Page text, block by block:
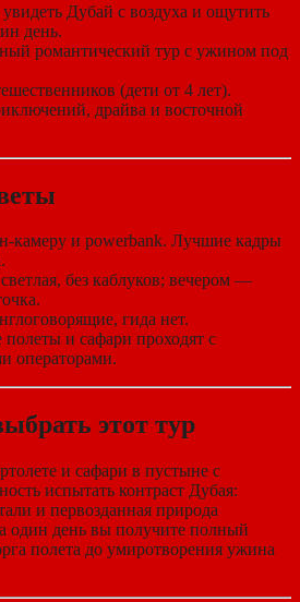
увидеть Дубай с воздуха и ощутить
день.
романтический тур с ужином под
(дети от 4 лет).
драйва и восточной
камеру и powerbank. Лучшие кадры
без каблуков; вечером —
гида нет.
полеты и сафари проходят с
операторами.
этот тур
и сафари в пустыне с
испытать контраст Дубая:
и первозданная природа
один день вы получите полный
полета до умиротворения ужина